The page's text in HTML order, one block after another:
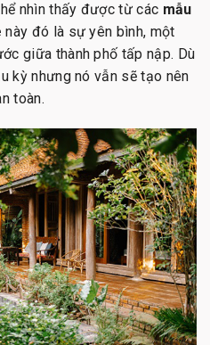
nhìn thấy được từ các mẫu
này đó là sự yên bình, một
giữa thành phố tấp nập. Dù
kỳ nhưng nó vẫn sẽ tạo nên
toàn.